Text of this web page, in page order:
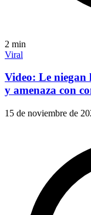
2 min
Viral
Video: Le
y amenaza con
15 de noviembre de